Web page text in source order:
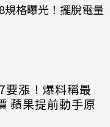
格曝光！擺脫電量
漲！爆料稱最
蘋果提前動手原